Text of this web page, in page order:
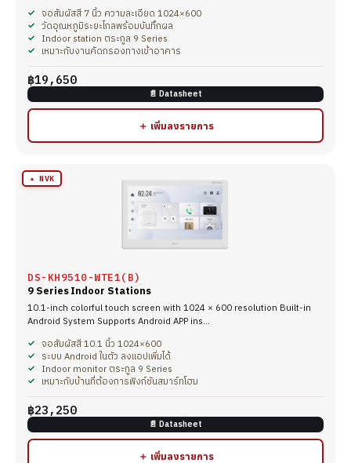
จอสัมผัสสี 7 นิ้ว ความละเอียด 1024×600
วัดอุณหภูมิระยะไกลพร้อมบันทึกผล
Indoor station ตระกูล 9 Series
เหมาะกับงานคัดกรองทางเข้าอาคาร
฿19,650
📄 Datasheet
＋ เพิ่มลงรายการ
★ NVK
DS-KH9510-WTE1(B)
9 Series Indoor Stations
10.1-inch colorful touch screen with 1024 × 600 resolution Built-in
Android System Supports Android APP ins…
จอสัมผัสสี 10.1 นิ้ว 1024×600
ระบบ Android ในตัว ลงแอปเพิ่มได้
Indoor monitor ตระกูล 9 Series
เหมาะกับบ้านที่ต้องการฟังก์ชันสมาร์ทโฮม
฿23,250
📄 Datasheet
＋ เพิ่มลงรายการ